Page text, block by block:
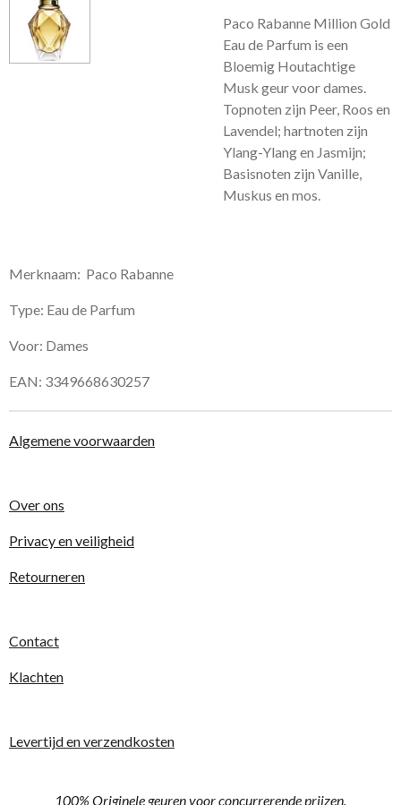
Paco Rabanne Million Gold
Eau de Parfum is een
Bloemig Houtachtige
Musk geur voor dames.
Topnoten zijn Peer, Roos en
Lavendel; hartnoten zijn
Ylang-Ylang en Jasmijn;
Basisnoten zijn Vanille,
Muskus en mos.
Merknaam: Paco Rabanne
Type: Eau de Parfum
Voor: Dames
EAN: 3349668630257
Algemene voorwaarden
Over ons
Privacy en veiligheid
Retourneren
Contact
Klachten
Levertijd en verzendkosten
100% Originele geuren voor concurrerende prijzen.